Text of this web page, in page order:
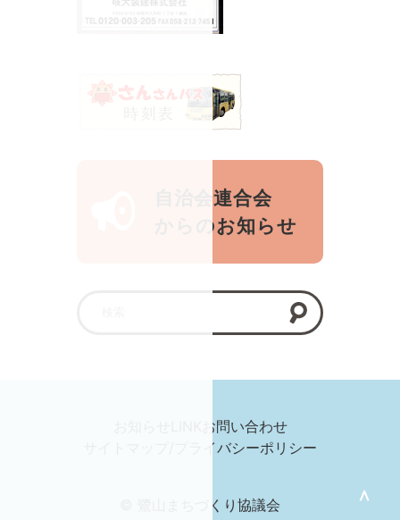
自治会連合会
からのお知らせ
＞
お問い合わせ
サイトマップ/プライバシーポリシー
© 鷺山まちづくり協議会